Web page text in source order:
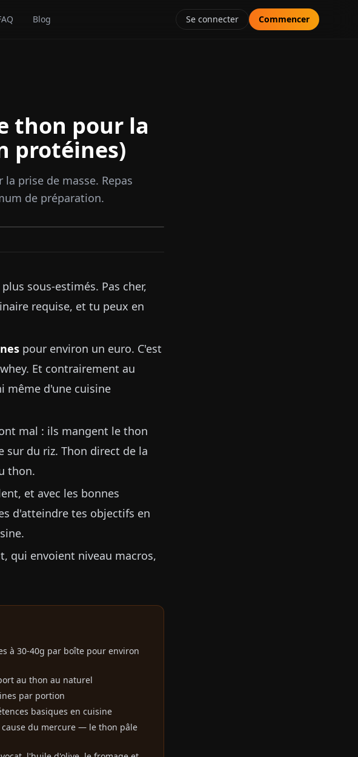
Blog Se connecter Commencer
thon pour la
protéines)
prise de masse. Repas
de préparation.
sous-estimés. Pas cher,
requise, et tu peux en
pour environ un euro. C'est
Et contrairement au
même d'une cuisine
mal : ils mangent le thon
sur du riz. Thon direct de la
thon.
et avec les bonnes
d'atteindre tes objectifs en
qui envoient niveau macros,
à 30-40g par boîte pour environ
au thon au naturel
par portion
basiques en cuisine
du mercure — le thon pâle